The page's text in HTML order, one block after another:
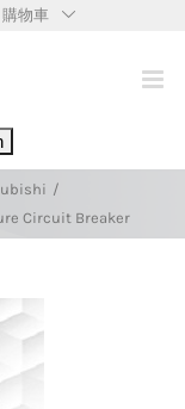
購物車
/
Circuit Breaker